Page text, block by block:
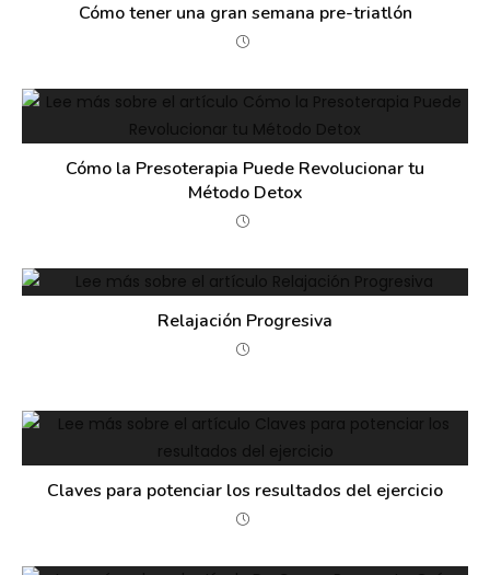
Cómo tener una gran semana pre-triatlón
Cómo la Presoterapia Puede Revolucionar tu
Método Detox
Relajación Progresiva
Claves para potenciar los resultados del ejercicio